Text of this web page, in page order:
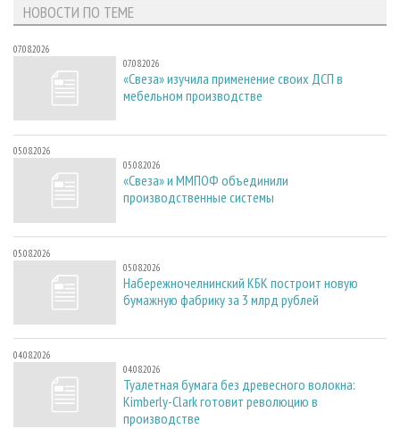
НОВОСТИ ПО ТЕМЕ
07.08.2026
07.08.2026
«Свеза» изучила применение своих ДСП в
мебельном производстве
05.08.2026
05.08.2026
«Свеза» и ММПОФ объединили
производственные системы
05.08.2026
05.08.2026
Набережночелнинский КБК построит новую
бумажную фабрику за 3 млрд рублей
04.08.2026
04.08.2026
Туалетная бумага без древесного волокна:
Kimberly-Clark готовит революцию в
производстве